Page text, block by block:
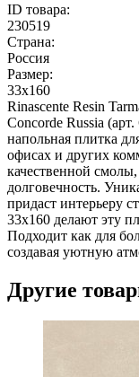
ID товара:
230519
Страна:
Россия
Размер:
33x160
Rinascente Resin
Concorde Russia
напольная плитка
офисах и других
качественной
долговечность.
придаст интерьеру
33x160 делают эту
Подходит как для
создавая уютную
Другие